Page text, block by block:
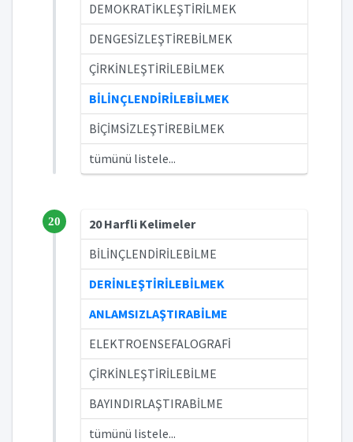
DEMOKRATİKLEŞTİRİLMEK
DENGESİZLEŞTİREBİLMEK
ÇİRKİNLEŞTİRİLEBİLMEK
BİLİNÇLENDİRİLEBİLMEK
BİÇİMSİZLEŞTİREBİLMEK
tümünü listele...
20
20 Harfli Kelimeler
BİLİNÇLENDİRİLEBİLME
DERİNLEŞTİRİLEBİLMEK
ANLAMSIZLAŞTIRABİLME
ELEKTROENSEFALOGRAFİ
ÇİRKİNLEŞTİRİLEBİLME
BAYINDIRLAŞTIRABİLME
tümünü listele...